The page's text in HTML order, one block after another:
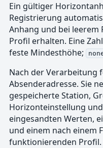
Ein gültiger
Registrierung
Anhang und bei leerem
Profil erhalten. Eine
feste Mindesthöhe;
Nach der Verarbeitung
Absenderadresse. Sie
gespeicherte Station,
Horizonteinstellung
eingesandten Werten,
und einem nach einem
funktionierenden Profil.